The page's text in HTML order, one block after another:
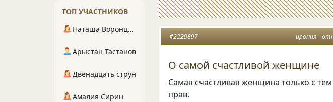
ирония
#2229897
О самой счастливой женщине
Самая счастливая женщина только с
прав.
ТОП УЧАСТНИКОВ
Наташа Воронцова
Арыстан Тастанов
Двенадцать струн
Амалия Сирин